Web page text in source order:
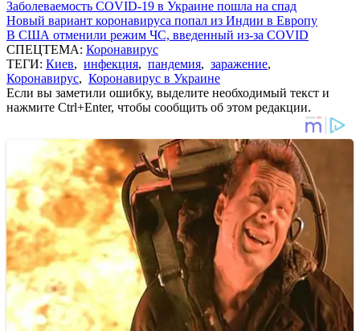
Заболеваемость COVID-19 в Украине пошла на спад
Новый вариант коронавируса попал из Индии в Европу
В США отменили режим ЧС, введенный из-за COVID
СПЕЦТЕМА: Коронавирус
ТЕГИ: Киев, инфекция, пандемия, заражение,
Коронавирус, Коронавирус в Украине
Если вы заметили ошибку, выделите необходимый текст и
нажмите Ctrl+Enter, чтобы сообщить об этом редакции.